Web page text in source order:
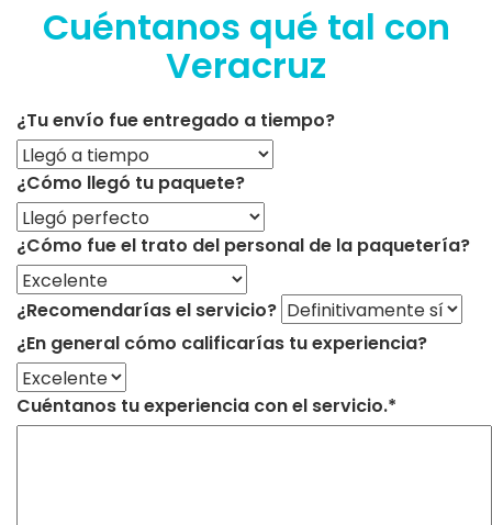
Cuéntanos qué tal con
Veracruz
¿Tu envío fue entregado a tiempo?
¿Cómo llegó tu paquete?
¿Cómo fue el trato del personal de la paquetería?
¿Recomendarías el servicio?
¿En general cómo calificarías tu experiencia?
Cuéntanos tu experiencia con el servicio.*